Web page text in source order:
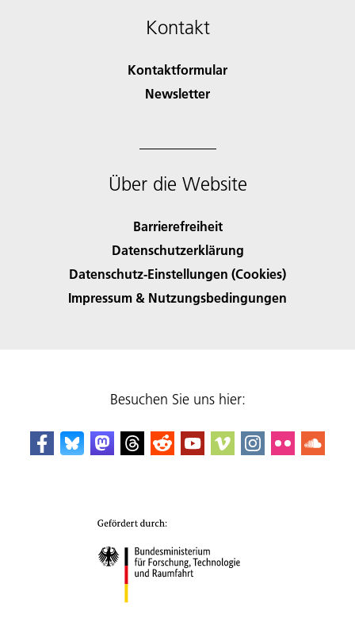
Kontakt
Kontaktformular
Newsletter
Über die Website
Barrierefreiheit
Datenschutzerklärung
Datenschutz-Einstellungen (Cookies)
Impressum & Nutzungsbedingungen
Besuchen Sie uns hier: